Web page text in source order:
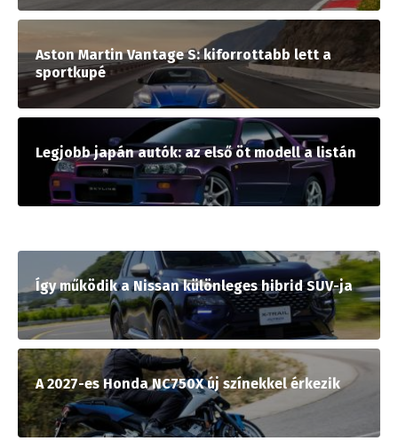
Aston Martin Vantage S: kiforrottabb lett a
sportkupé
Legjobb japán autók: az első öt modell a listán
Így működik a Nissan különleges hibrid SUV-ja
A 2027-es Honda NC750X új színekkel érkezik